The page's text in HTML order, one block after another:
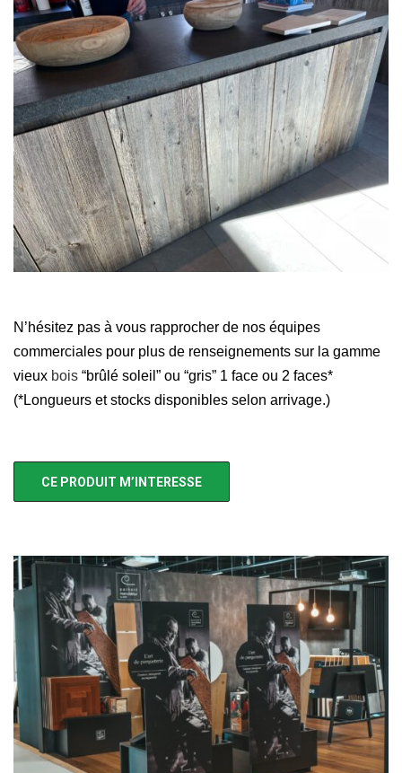
N’hésitez pas à vous rapprocher de nos équipes
commerciales pour plus de renseignements sur la gamme
vieux bois “brûlé soleil” ou “gris” 1 face ou 2 faces*
(*Longueurs et stocks disponibles selon arrivage.)
CE PRODUIT M’INTERESSE